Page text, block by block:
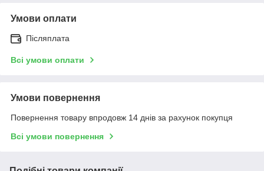
Умови оплати
Післяплата
Всі умови оплати
Умови повернення
Повернення товару впродовж 14 днів за рахунок покупця
Всі умови повернення